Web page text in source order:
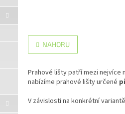
NAHORU
Prahové lišty patří mezi nejvíce
nabízíme prahové lišty určené
V závislosti na konkrétní